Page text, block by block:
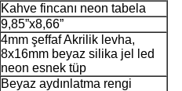
Kahve fincanı neon tabela
9,85”x8,66”
4mm şeffaf Akrilik levha,
8x16mm beyaz silika jel led
neon esnek tüp
Beyaz aydınlatma rengi